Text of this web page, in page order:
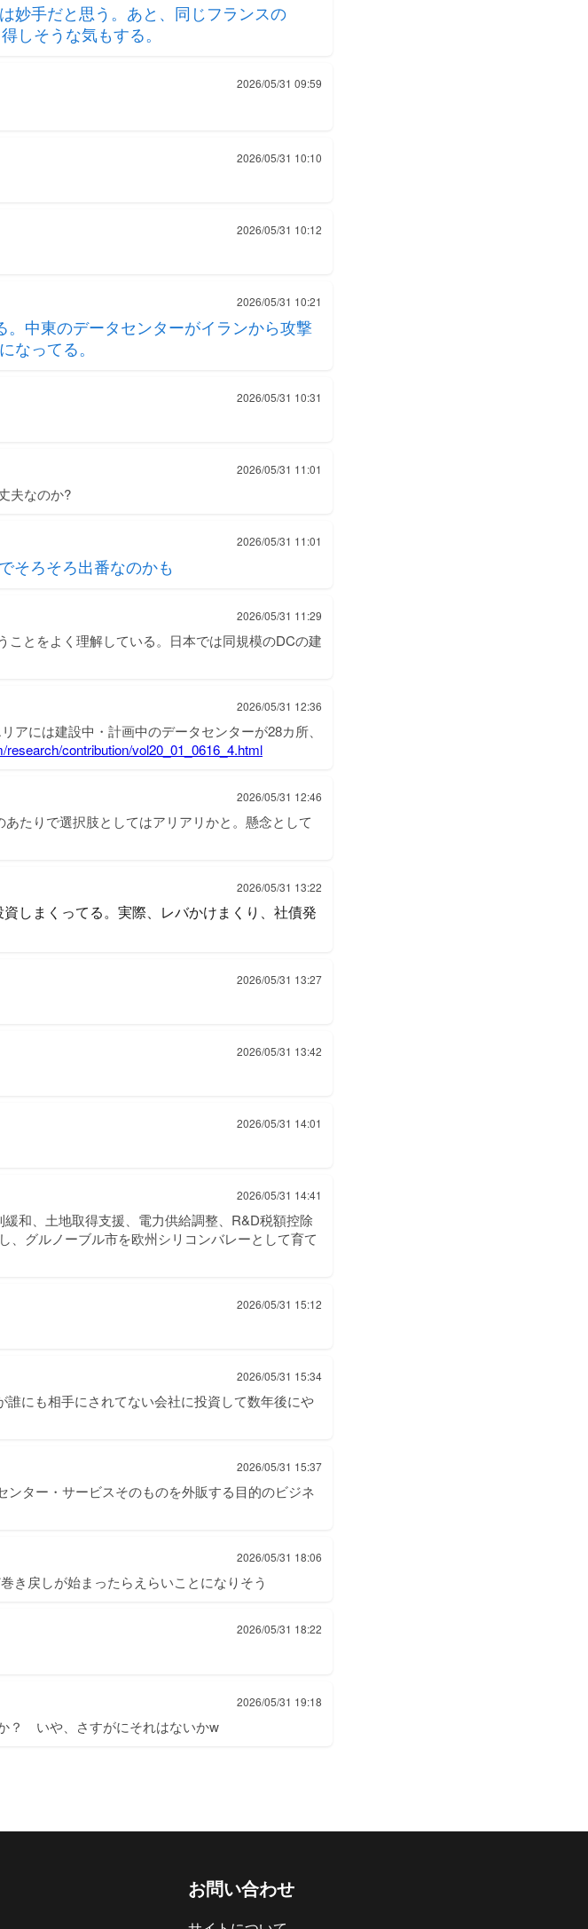
妙手だと思う。あと、同じフランスの
しそうな気もする。
2026/05/31 09:59
2026/05/31 10:10
2026/05/31 10:12
2026/05/31 10:21
中東のデータセンターがイランから攻撃
なってる。
2026/05/31 10:31
2026/05/31 11:01
夫なのか?
2026/05/31 11:01
そろそろ出番なのかも
2026/05/31 11:29
とをよく理解している。日本では同規模のDCの建
2026/05/31 12:36
には建設中・計画中のデータセンターが28カ所、
contribution/vol20_01_0616_4.html
2026/05/31 12:46
たりで選択肢としてはアリアリかと。懸念として
2026/05/31 13:22
しまくってる。実際、レバかけまくり、社債発
2026/05/31 13:27
2026/05/31 13:42
2026/05/31 14:01
2026/05/31 14:41
和、土地取得支援、電力供給調整、R&D税額控除
、グルノーブル市を欧州シリコンバレーとして育て
2026/05/31 15:12
2026/05/31 15:34
にも相手にされてない会社に投資して数年後にや
2026/05/31 15:37
ター・サービスそのものを外販する目的のビジネ
2026/05/31 18:06
き戻しが始まったらえらいことになりそう
2026/05/31 18:22
2026/05/31 19:18
？ いや、さすがにそれはないかw
お問い合わせ